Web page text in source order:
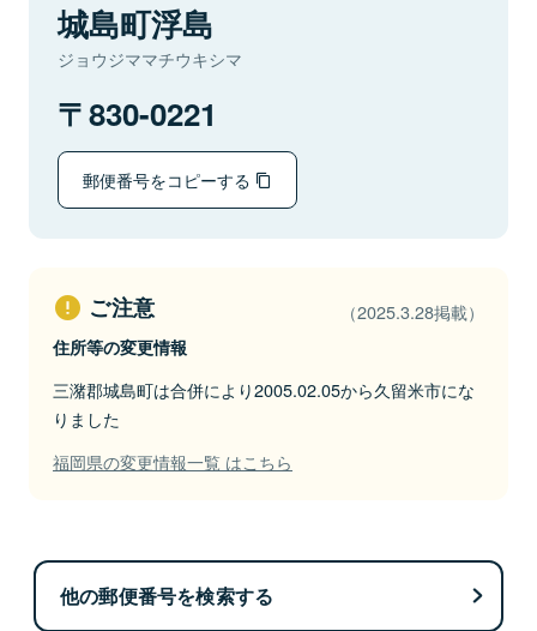
城島町浮島
ジョウジママチウキシマ
830-0221
郵便番号をコピーする
ご注意 （2025.3.28掲載）
住所等の変更情報
三潴郡城島町は合併により2005.02.05から久留米市にな
りました
福岡県の変更情報一覧 はこちら
他の郵便番号を検索する